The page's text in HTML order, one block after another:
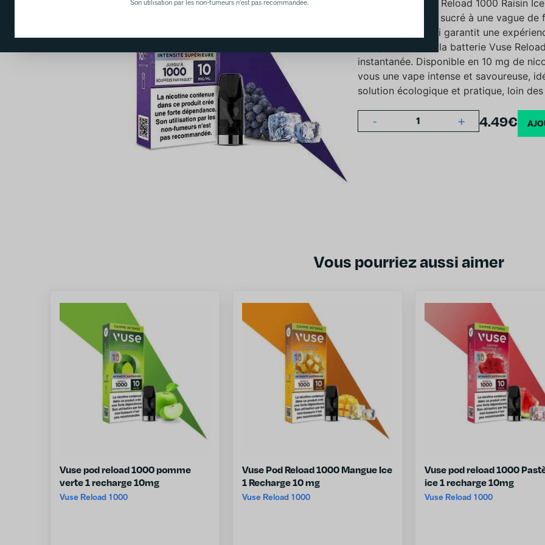
Son utilisation par les non-fumeurs n'est pas recommandée.
La recharge Vuse Reload 1000 Raisin
douceur du raisin sucré à une vague
ce pod pré-rempli garantit une
Compatible avec la batterie Vuse
instantanée. Disponible en 10 mg de
vous une vape intense et savoureuse,
solution écologique et pratique, loin
- 1 + 4.49€
Vous pourriez aussi aimer
Vuse pod reload 1000 pomme
verte 1 recharge 10mg
Vuse Reload 1000
Vuse Pod Reload 1000 Mangue Ice
1 Recharge 10 mg
Vuse Reload 1000
Vuse pod reload 1000
ice 1 recharge 10mg
Vuse Reload 1000